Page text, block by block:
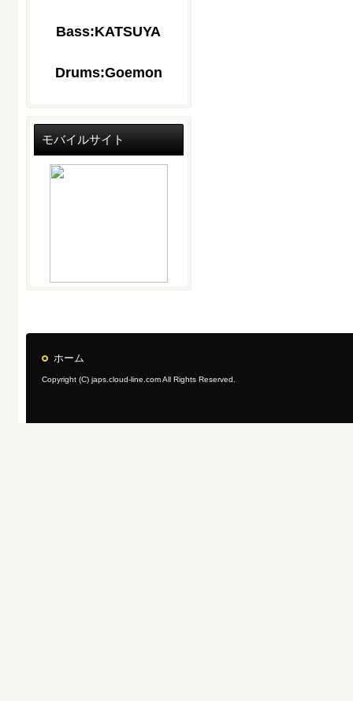
Bass:KATSUYA
Drums:Goemon
モバイルサイト
ホーム
Copyright (C) japs.cloud-line.com All Rights Reserved.